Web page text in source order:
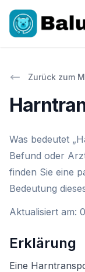
Zurück zum
Was bedeutet
Befund oder
finden Sie eine
Bedeutung
Aktualisiert am:
Erklärung
Eine